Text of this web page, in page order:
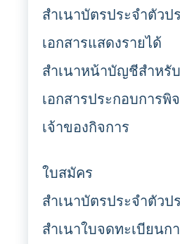
สำเนาบัตรประจำตัว
เอกสารแสดงรายได้
สำเนาหน้าบัญชีสำหรั
เอกสารประกอบการพิ
เจ้าของกิจการ
ใบสมัคร
สำเนาบัตรประจำตัว
สำเนาใบจดทะเบียนก